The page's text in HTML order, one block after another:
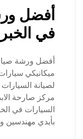
أفضل
في الخبر
أفضل ورشة
ميكانيكي
لصيانة
مركز صارحة
السيارات في
بأيدي مهندسين